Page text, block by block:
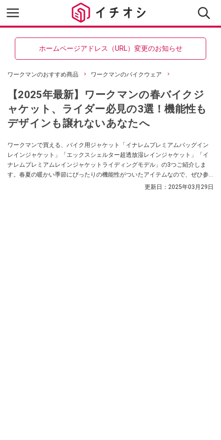
ホームページアドレス（URL）変更のお知らせ
ワークマンのおすすめ商品 ワークマンのバイクウェア
【2025年最新】ワークマンの春バイクジ
ャケット、ライダー必見の3選！機能性も
デザインも譲れないあなたへ
ワークマンで買える、バイク用ジャケット「イナレムプレミアムバッグイン
レインジャケット」「エックスシェルター超透放湿レインジャケット」「イ
ナレムプレミアムレインジャケットライディングモデル」の3つご紹介しま
す。春夏の暖かい季節にぴったりの機能性がついたアイテムなので、ぜひ参
更新日： 2025年03月29日